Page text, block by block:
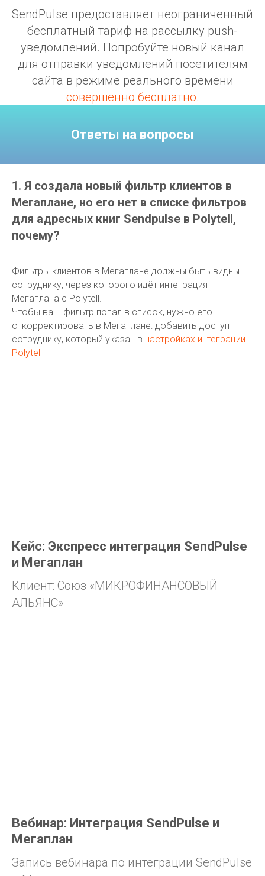
SendPulse предоставляет неограниченный
бесплатный тариф на рассылку push-
уведомлений. Попробуйте новый канал
для отправки уведомлений посетителям
сайта в режиме реального времени
совершенно бесплатно.
Ответы на вопросы
1. Я создала новый фильтр клиентов в
Мегаплане, но его нет в списке фильтров
для адресных книг Sendpulse в Polytell,
почему?
Фильтры клиентов в Мегаплане должны быть видны
сотруднику, через которого идёт интеграция
Мегаплана с Polytell.
Чтобы ваш фильтр попал в список, нужно его
откорректировать в Мегаплане: добавить доступ
сотруднику, который указан в настройках интеграции
Polytell
Кейс: Экспресс интеграция SendPulse
и Мегаплан
Клиент: Союз «МИКРОФИНАНСОВЫЙ
АЛЬЯНС»
Вебинар: Интеграция SendPulse и
Мегаплан
Запись вебинара по интеграции SendPulse